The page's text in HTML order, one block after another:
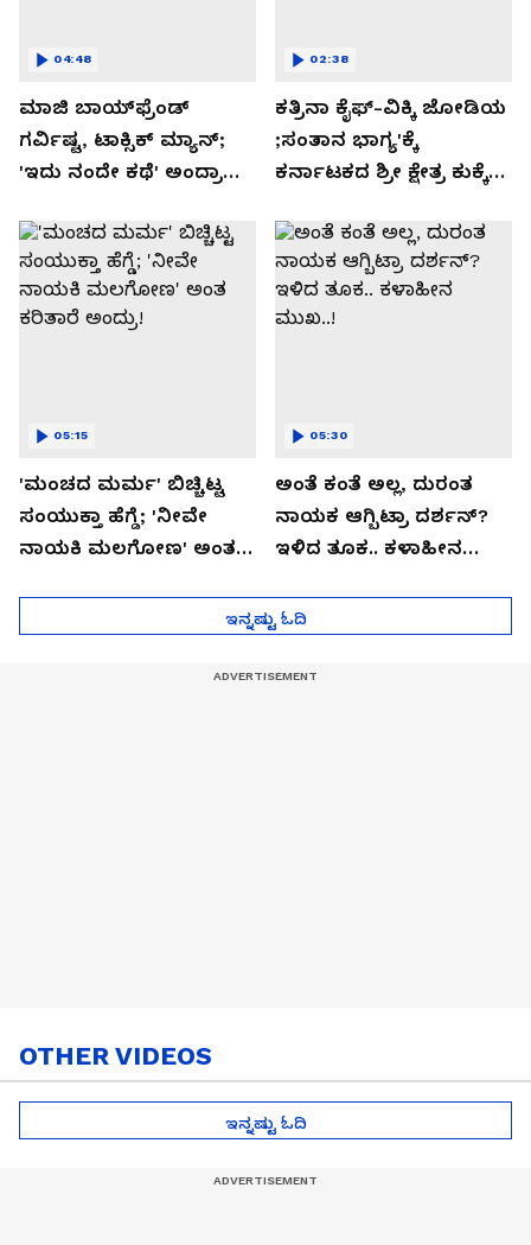
ಮಾಜಿ ಬಾಯ್‌ಫ್ರೆಂಡ್
ಗರ್ವಿಷ್ಟ, ಟಾಕ್ಸಿಕ್ ಮ್ಯಾನ್;
'ಇದು ನಂದೇ ಕಥೆ' ಅಂದ್ರಾ
ಮಂದಣ್ಣ?
04:48
ಕತ್ರಿನಾ ಕೈಫ್-ವಿಕ್ಕಿ ಜೋಡಿಯ
;ಸಂತಾನ ಭಾಗ್ಯ'ಕ್ಕೆ
ಕರ್ನಾಟಕದ ಶ್ರೀ ಕ್ಷೇತ್ರ ಕುಕ್ಕೆ
02:38
'ಮಂಚದ ಮರ್ಮ' ಬಿಚ್ಚಿಟ್ಟ
ಸಂಯುಕ್ತಾ ಹೆಗ್ಡೆ; 'ನೀವೇ
ನಾಯಕಿ ಮಲಗೋಣ' ಅಂತ
05:15
ಅಂತೆ ಕಂತೆ ಅಲ್ಲ, ದುರಂತ
ನಾಯಕ ಆಗ್ಬಿಟ್ರಾ ದರ್ಶನ್?
ಇಳಿದ ತೂಕ.. ಕಳಾಹೀನ
05:30
ಇನ್ನಷ್ಟು ಓದಿ
OTHER VIDEOS
ಇನ್ನಷ್ಟು ಓದಿ